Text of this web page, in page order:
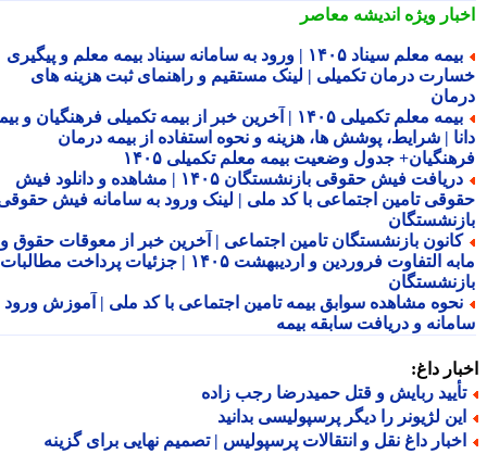
ویژهاندیشه معاصر
بیمه معلم سیناد ۱۴۰۵ | ورود به سامانه سیناد بیمه معلم و پیگیری
درمان تکمیلی | لینک مستقیم و راهنمای ثبت هزینه های
بیمه معلم تکمیلی ۱۴۰۵ | آخرین خبر از بیمه تکمیلی فرهنگیان و بیمه
| شرایط، پوشش ها، هزینه و نحوه استفاده از بیمه درمان
جدول وضعیت بیمه معلم تکمیلی ۱۴۰۵
دریافت فیش حقوقی بازنشستگان ۱۴۰۵ | مشاهده و دانلود فیش
تامین اجتماعی با کد ملی | لینک ورود به سامانه فیش حقوقی
بازنشستگان تامین اجتماعی | آخرین خبر از معوقات حقوق و
مابه التفاوت فروردین و اردیبهشت ۱۴۰۵ | جزئیات پرداخت مطالبات
مشاهده سوابق بیمه تامین اجتماعی با کد ملی | آموزش ورود به
و دریافت سابقه بیمه
داغ:
ربایش و قتل حمیدرضا رجب زاده
لژیونر را دیگر پرسپولیسی بدانید
داغ نقل و انتقالات پرسپولیس | تصمیم نهایی برای گزینه